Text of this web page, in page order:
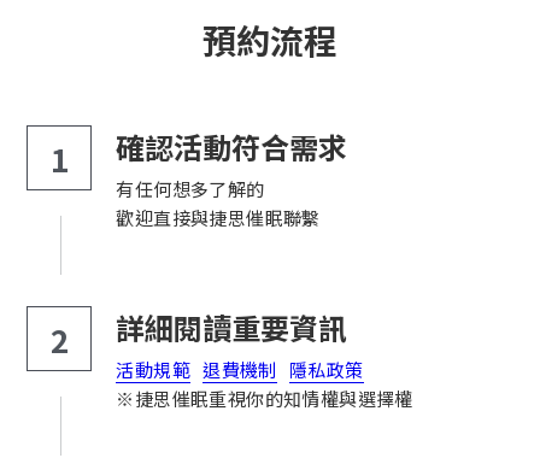
預約流程
1 確認活動符合需求
有任何想多了解的
歡迎直接與捷思催眠聯繫
2 詳細閱讀重要資訊
活動規範 退費機制
隱私政策
※捷思催眠重視你的知情權與選擇權